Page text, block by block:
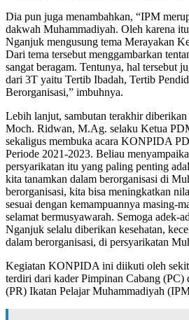
Dia pun juga menambahkan, “IPM
dakwah Muhammadiyah. Oleh karena
Nganjuk mengusung tema Merayakan
Dari tema tersebut menggambarkan
sangat beragam. Tentunya, hal tersebut
dari 3T yaitu Tertib Ibadah, Tertib
Berorganisasi,” imbuhnya.
Lebih lanjut, sambutan terakhir
Moch. Ridwan, M.Ag. selaku Ketua
sekaligus membuka acara KONPIDA
Periode 2021-2023. Beliau
persyarikatan itu yang paling penting
kita tanamkan dalam berorganisasi di
berorganisasi, kita bisa meningkatkan
sesuai dengan kemampuannya masing-
selamat bermusyawarah. Semoga adek-
Nganjuk selalu diberikan kesehatan,
dalam berorganisasi, di persyarikatan
Kegiatan KONPIDA ini diikuti oleh
terdiri dari kader Pimpinan Cabang (PC)
(PR) Ikatan Pelajar Muhammadiyah